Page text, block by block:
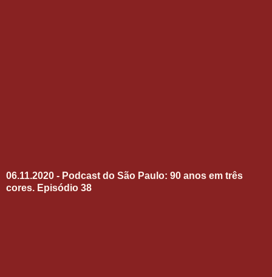
06.11.2020 - Podcast do São Paulo: 90 anos em três
cores. Episódio 38